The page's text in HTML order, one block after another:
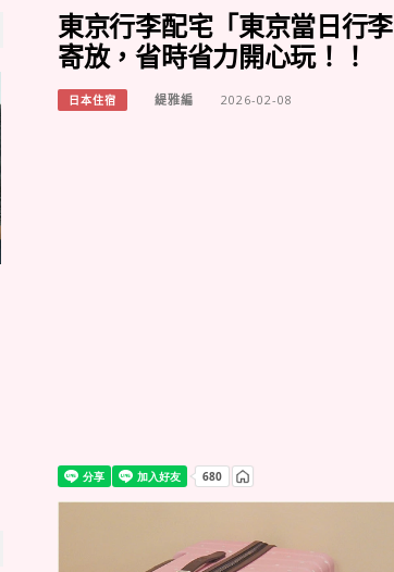
東京行李配宅「東京當日行
寄放，省時省力開心玩！！
日本住宿 緹雅編 2026-02-08